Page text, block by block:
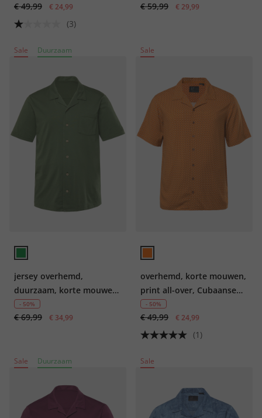
fit, tot 8XL
€ 49,99 € 24,99
(3)
€ 59,99 € 29,99
Sale Duurzaam
jersey overhemd,
duurzaam, korte mouwen,
Cuba-Fit, GOTS-
gecertificeerd biologisch
- 50%
€ 69,99 € 34,99
Sale
overhemd, korte mouwen,
print all-over, Cubaanse
kraag, tot 8XL
- 50%
€ 49,99 € 24,99
(1)
Sale Duurzaam Sale